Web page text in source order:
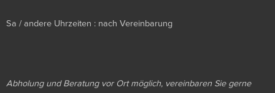
Sa / andere Uhrzeiten : nach Vereinbarung
Abholung und Beratung vor Ort möglich, vereinbaren Sie gerne